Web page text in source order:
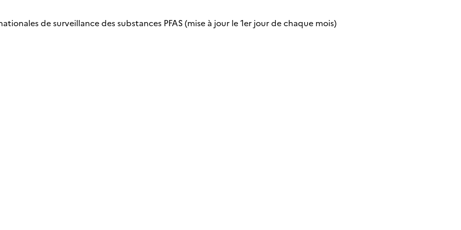
de surveillance des substances PFAS (mise à jour le 1er jour de chaque mois)